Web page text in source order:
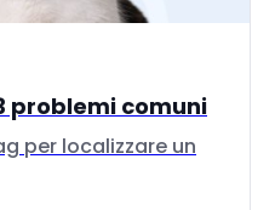
problemi comuni
per localizzare un